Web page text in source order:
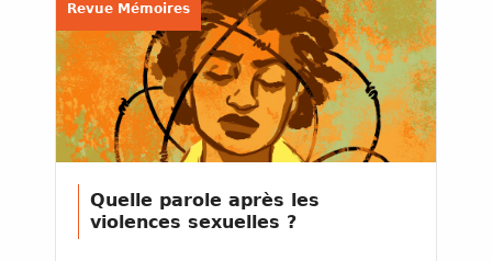
Revue Mémoires
Quelle parole après les
violences sexuelles ?